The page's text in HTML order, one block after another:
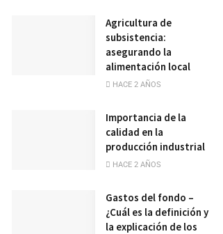
Agricultura de
subsistencia:
asegurando la
alimentación local
HACE 2 AÑOS
Importancia de la
calidad en la
producción industrial
HACE 2 AÑOS
Gastos del fondo –
¿Cuál es la definición y
la explicación de los